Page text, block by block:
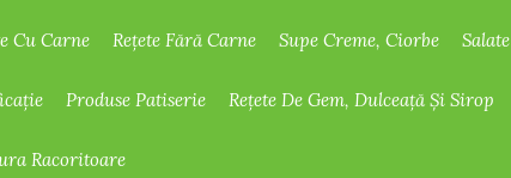
Cu Carne Rețete Fără Carne Supe Creme, Ciorbe Salate
Produse Patiserie Rețete De Gem, Dulceață Și Sirop
Racoritoare